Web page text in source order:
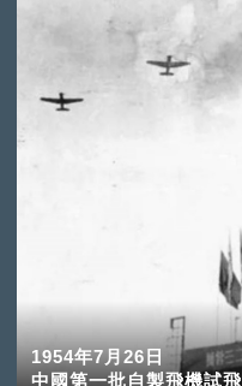
1954年7月26日
中國第一批自製飛機試飛